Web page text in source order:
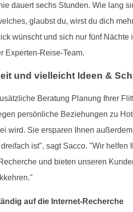
dauert sechs Stunden. Wie lang
glaubst du, wirst du dich
wünscht und sich nur fünf
Experten-Reise-Team.
und vielleicht Ideen &
Beratung Planung Ihrer
persönliche Beziehungen zu
wird. Sie ersparen Ihnen
ist", sagt Sacco. "Wir
und bieten unseren
auf die Internet-Recherche